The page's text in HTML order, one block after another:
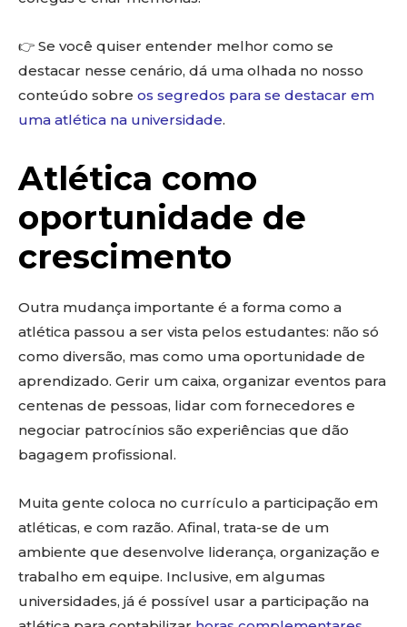
👉 Se você quiser entender melhor como se
destacar nesse cenário, dá uma olhada no nosso
conteúdo sobre os segredos para se destacar em
uma atlética na universidade.
Atlética como
oportunidade de
crescimento
Outra mudança importante é a forma como a
atlética passou a ser vista pelos estudantes: não só
como diversão, mas como uma oportunidade de
aprendizado. Gerir um caixa, organizar eventos para
centenas de pessoas, lidar com fornecedores e
negociar patrocínios são experiências que dão
bagagem profissional.
Muita gente coloca no currículo a participação em
atléticas, e com razão. Afinal, trata-se de um
ambiente que desenvolve liderança, organização e
trabalho em equipe. Inclusive, em algumas
universidades, já é possível usar a participação na